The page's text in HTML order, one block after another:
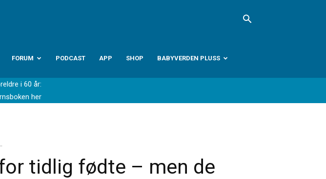
FORUM PODCAST APP SHOP BABYVERDEN PLUSS
i 60 år:
her
tidlig fødte – men de